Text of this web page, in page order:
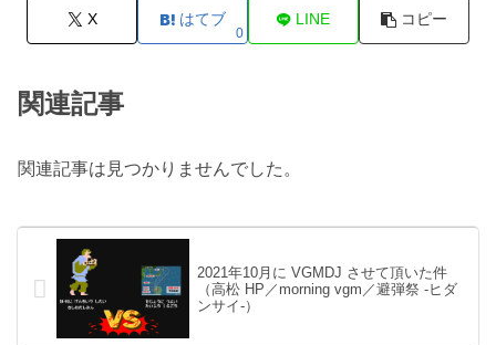
X はてブ
0
LINE コピー
関連記事
関連記事は見つかりませんでした。
2021年10月に VGMDJ させて頂いた件
（高松 HP／morning vgm／避弾祭 -ヒダ
ンサイ-）